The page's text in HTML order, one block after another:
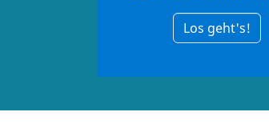
Los geht's!